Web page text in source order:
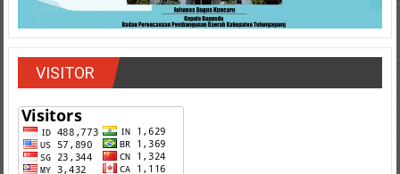
VISITOR